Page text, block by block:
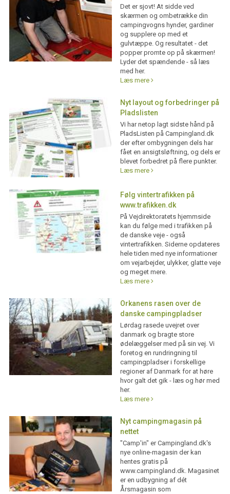
Det er sjovt! At sidde ved
skærmen og ombetrække din
campingvogns hynder, gardiner
og supplere op med et
gulvtæppe. Og resultatet - det
popper promte op på skærmen!
Lyder det spændende - så læs
med her.
Læs mere
Nyt layout og forbedringer på
Pladslisten
Vi har netop lagt sidste hånd på
PladsListen på Campingland.dk
der efter ombygningen dels har
fået en ansigtsløftning, og dels er
blevet forbedret på flere punkter.
Læs mere
Følg vintertrafikken på
www.trafikken.dk
På Vejdirektoratets hjemmside
kan du følge med i trafikken på
de danske veje - også
vintertrafikken. Siderne opdateres
hele tiden med nye informationer
om vejarbejder, ulykker, glatte veje
og meget mere.
Læs mere
Orkanens rasen over de
danske campingpladser
Lørdag rasede uvejret over
danmark og bragte store
ødelæggelser med på sin vej. Vi
foretog en rundringning til
campingpladser i forskellige
regioner af Danmark for at høre
hvor galt det gik - læs og hør med
her.
Læs mere
Nyt campingmagasin på
nettet
"Camp'in" er Campingland.dk's
nye online-magasin der kan
hentes gratis på
www.campingland.dk. Magasinet
er en udbygning af dét
Årsmagasin som